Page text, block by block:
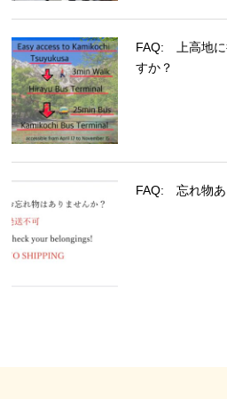
FAQ: 上高地に
すか？
FAQ: 忘れ物あ